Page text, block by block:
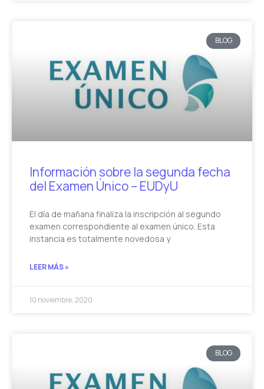
BLOG
Información sobre la segunda fecha
del Examen Único – EUDyU
El día de mañana finaliza la inscripción al segundo
examen correspondiente al examen único. Esta
instancia es totalmente novedosa y
LEER MÁS »
10 noviembre, 2020
BLOG